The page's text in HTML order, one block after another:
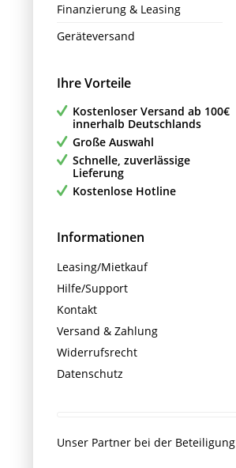
Finanzierung & Leasing
Geräteversand
Ihre Vorteile
Kostenloser Versand ab 100€
innerhalb Deutschlands
Große Auswahl
Schnelle, zuverlässige
Lieferung
Kostenlose Hotline
Informationen
Leasing/Mietkauf
Hilfe/Support
Kontakt
Versand & Zahlung
Widerrufsrecht
Datenschutz
Unser Partner bei der Beteiligung